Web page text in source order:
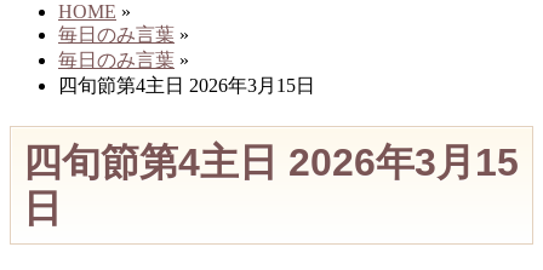
HOME »
毎日のみ言葉 »
毎日のみ言葉 »
四旬節第4主日 2026年3月15日
四旬節第4主日 2026年3月15
日